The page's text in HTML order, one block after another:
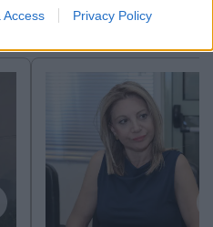
Access Privacy Policy